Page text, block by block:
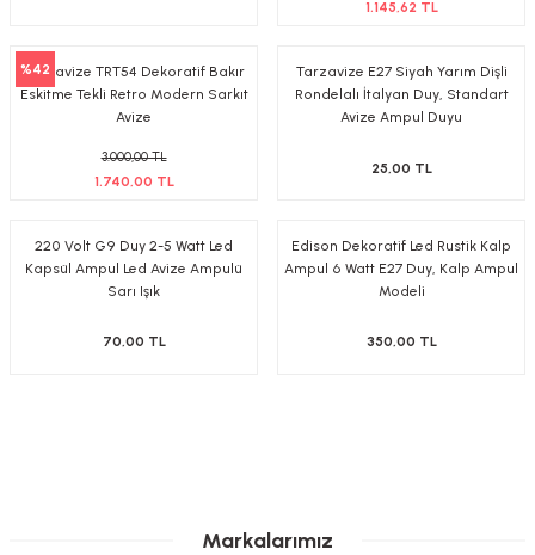
1.145,62 TL
%42
Tarzavize TRT54 Dekoratif Bakır
Eskitme Tekli Retro Modern Sarkıt
Avize
3.000,00 TL
1.740,00 TL
Tarzavize E27 Siyah Yarım Dişli
Rondelalı İtalyan Duy, Standart
Avize Ampul Duyu
25,00 TL
220 Volt G9 Duy 2-5 Watt Led
Kapsül Ampul Led Avize Ampulü
Sarı Işık
70,00 TL
Edison Dekoratif Led Rustik Kalp
Ampul 6 Watt E27 Duy, Kalp Ampul
Modeli
350,00 TL
Markalarımız